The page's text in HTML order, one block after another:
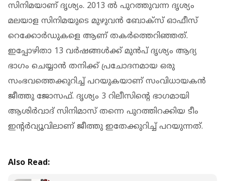
സിനിമയാണ് ദൃശ്യം. 2013 ൽ പുറത്തുവന്ന ദൃശ്യം
മലയാള സിനിമയുടെ മുഴുവൻ ബോക്സ് ഓഫീസ്
റെക്കോർഡുകളെ ആണ് തകർത്തെറിഞ്ഞത്.
ഇപ്പോഴിതാ 13 വര്‍ഷങ്ങള്‍ക്ക് മുന്‍പ് ദൃശ്യം ആദ്യ
ഭാഗം ചെയ്യാന്‍ തനിക്ക് പ്രചോദനമായ ഒരു
സംഭവത്തെക്കുറിച്ച് പറയുകയാണ് സംവിധായകന്‍
ജീത്തു ജോസഫ്. ദൃശ്യം 3 റിലീസിന്‍റെ ഭാഗമായി
ആശിര്‍വാദ് സിനിമാസ് തന്നെ പുറത്തിറക്കിയ ടീം
ഇന്‍റര്‍വ്യൂവിലാണ് ജീത്തു ഇതേക്കുറിച്ച് പറയുന്നത്.
Also Read: